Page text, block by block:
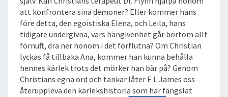
G
T
C
H
R
I
S
T
att konfrontera sina demoner? Eller kommer hans
före detta, den egoistiska Elena, och Leila, hans
tidigare undergivna, vars hängivenhet går bortom allt
förnuft, dra ner honom i det förflutna? Om Christian
lyckas få tillbaka Ana, kommer han kunna behålla
hennes kärlek trots det mörker han bär på? Genom
Christians egna ord och tankar låter E L James oss
återuppleva den kärlekshistoria som har fängslat